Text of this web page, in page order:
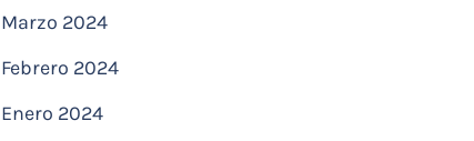
Marzo 2024
Febrero 2024
Enero 2024